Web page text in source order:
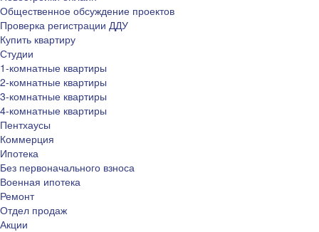
Общественное обсуждение проектов
Проверка регистрации ДДУ
Купить квартиру
Студии
1-комнатные квартиры
2-комнатные квартиры
3-комнатные квартиры
4-комнатные квартиры
Пентхаусы
Коммерция
Ипотека
Без первоначального взноса
Военная ипотека
Ремонт
Отдел продаж
Акции